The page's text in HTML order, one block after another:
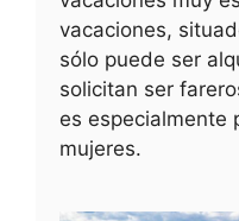
vacaciones,
sólo puede ser
solicitan ser
es especialmente
mujeres.